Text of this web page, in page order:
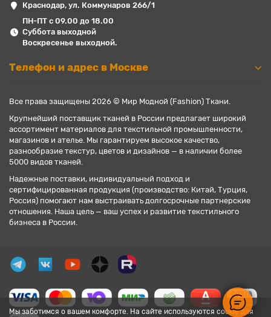
Мы заботимся о вашем комфорте. На сайте используются cookie для
Краснодар, ул. Коммунаров 266/1
ПН-ПТ с 09.00 до 18.00
Суббота выходной
Воскресенье выходной.
Телефон и адрес в Москве
Все права защищены 2026 © Мир Модной (Fashion) Ткани.
Крупнейший поставщик тканей в России предлагает широкий
ассортимент материалов для текстильной промышленности,
магазинов и ателье. Мы гарантируем высокое качество,
разнообразие текстур, цветов и дизайнов — в наличии более
5000 видов тканей.
Надежные поставки, индивидуальный подход и
сертифицированная продукция (производство: Китай, Турция,
Россия) помогают нам выстраивать долгосрочные партнерские
отношения. Наша цель — ваш успех и развитие текстильного
бизнеса в России.